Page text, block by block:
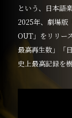
という、日本語
2025年、劇場版
OUT」をリリー
最高再生数」「
史上最高記録を